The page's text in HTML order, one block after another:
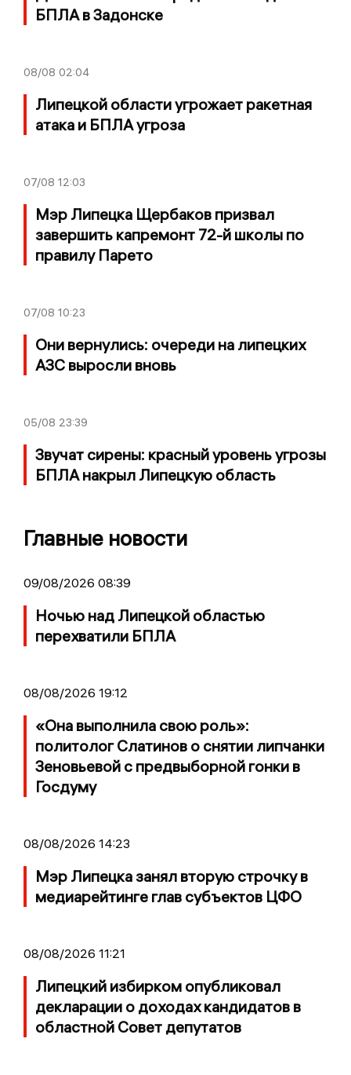
БПЛА в Задонске
08/08 02:04
Липецкой области угрожает ракетная
атака и БПЛА угроза
07/08 12:03
Мэр Липецка Щербаков призвал
завершить капремонт 72-й школы по
правилу Парето
07/08 10:23
Они вернулись: очереди на липецких
АЗС выросли вновь
05/08 23:39
Звучат сирены: красный уровень угрозы
БПЛА накрыл Липецкую область
Главные новости
09/08/2026 08:39
Ночью над Липецкой областью
перехватили БПЛА
08/08/2026 19:12
«Она выполнила свою роль»:
политолог Слатинов о снятии липчанки
Зеновьевой с предвыборной гонки в
Госдуму
08/08/2026 14:23
Мэр Липецка занял вторую строчку в
медиарейтинге глав субъектов ЦФО
08/08/2026 11:21
Липецкий избирком опубликовал
декларации о доходах кандидатов в
областной Совет депутатов